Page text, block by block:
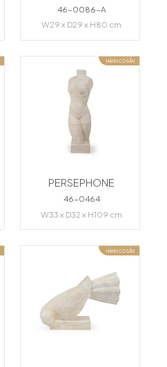
46-0086-A
W29 x D29 x H80 cm
HÀNG CÓ SẴN
PERSEPHONE
46-0464
W33 x D32 x H109 cm
HÀNG CÓ SẴN